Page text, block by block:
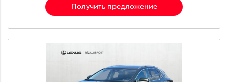
Получить предложение